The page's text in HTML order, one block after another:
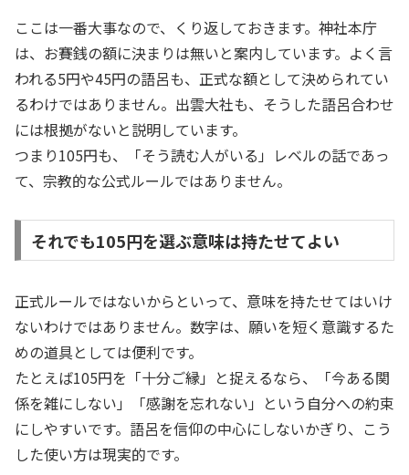
ここは一番大事なので、くり返しておきます。神社本庁
は、お賽銭の額に決まりは無いと案内しています。よく言
われる5円や45円の語呂も、正式な額として決められてい
るわけではありません。出雲大社も、そうした語呂合わせ
には根拠がないと説明しています。
つまり105円も、「そう読む人がいる」レベルの話であっ
て、宗教的な公式ルールではありません。
それでも105円を選ぶ意味は持たせてよい
正式ルールではないからといって、意味を持たせてはいけ
ないわけではありません。数字は、願いを短く意識するた
めの道具としては便利です。
たとえば105円を「十分ご縁」と捉えるなら、「今ある関
係を雑にしない」「感謝を忘れない」という自分への約束
にしやすいです。語呂を信仰の中心にしないかぎり、こう
した使い方は現実的です。